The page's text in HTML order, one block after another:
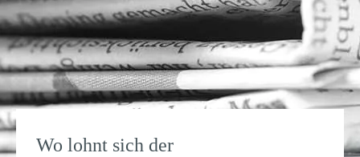
Wo lohnt sich der